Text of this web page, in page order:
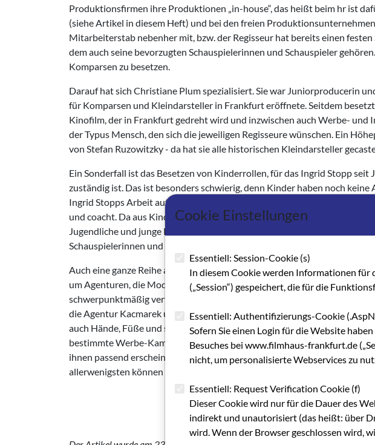
Produktionsfirmen ihre Produktionen „in-house“, das heißt beim hr ist
(siehe Artikel in diesem Heft) und bei den freien
Mitarbeiterstab nebenher mit, bzw. der Regisseur hat bereits einen
dem auch seine bevorzugten Schauspielerinnen und Schauspieler
Komparsen zu besetzen.
Darauf hat sich Christiane Plum spezialisiert. Sie war Juniorproducerin
für Komparsen und Kleindarsteller in Frankfurt eröffnete. Seitdem
Kinofilm, der in Frankfurt gedreht wird und inzwischen auch Werbe-
der Typus Mensch, den sich die jeweiligen Regisseure wünschen. Ein
von Stefan Ruzowitzky - da hat sie alle historischen Kleindarsteller
Ein Sonderfall ist das Besetzen von Kinderrollen, für das Ingrid Stopp
zuständig ist. Das ist besonders schwierig, denn Kinder haben noch
Ingrid Stopps Arbeit auf der qualitativen Entwicklung junger Talente für
und coacht. Da aus Kindern Heranwachsende werden, hat sie in den
Jugendliche und junge Erwachsene, die schon Erfahrung oder etwas
Schauspielerinnen und Schauspieler in ihre Datei aufgenommen.
Auch eine ganze Reihe anderer Firmen benutzen das Wort „Casting“ für
um Agenturen, die Models für Foto- oder Film-Werbung anbieten. Da
schwerpunktmäßig vertreten sind, gibt es hier mehrere Firmen, die
die Agentur Kacmarek und andere. Sie halten große Dateien von
auch Hände, Füße und so weiter) für Werbung taugen und sie suchen
bestimmte Werbe-Kampagne. Beim sogenannten Street-Casting
ihnen passend erscheinen. Für manchen mag dabei ein kleiner
allerwenigsten können davon leben. „Model“ ist keine geschützte
Cookie Einstellungen
Essentiell: Session-Cookie (s)
In diesem Cookie werden Informationen
(„Session“) gespeichert, die für die
Essentiell: Authentifizierungs-Cookie
Sofern Sie einen Login für die Website
Besuches bei www.filmhaus-frankfurt.de
nicht, um personalisierte Webservices zu
Essentiell: Request Verification Cookie (f)
Dieser Cookie wird nur für die Dauer des
indirekt und unautorisiert (das heißt: über
wird. Wenn der Browser geschlossen wird,